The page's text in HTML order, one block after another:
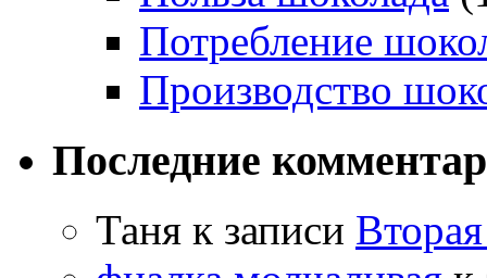
Потребление
Производство
Последние
Таня к записи